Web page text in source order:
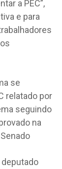
a PEC”,
e para
se
relatado por
seguindo
na
deputado